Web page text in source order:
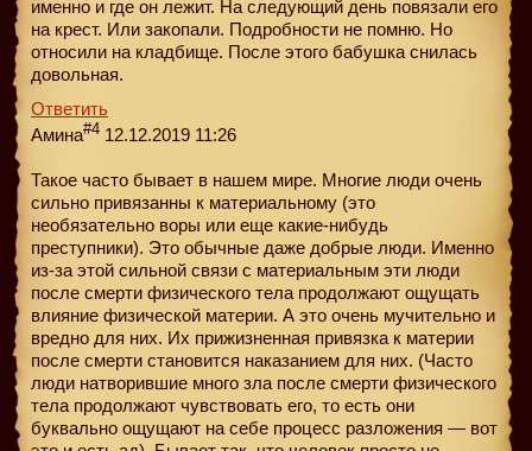
именно и где он лежит. На следующий день повязали его
на крест. Или закопали. Подробности не помню. Но
относили на кладбище. После этого бабушка снилась
довольная.
Ответить
Амина#4 12.12.2019 11:26
Такое часто бывает в нашем мире. Многие люди очень
сильно привязанны к материальному (это
необязательно воры или еще какие-нибудь
преступники). Это обычные даже добрые люди. Именно
из-за этой сильной связи с материальным эти люди
после смерти физического тела продолжают ощущать
влияние физической материи. А это очень мучительно и
вредно для них. Их прижизненная привязка к материи
после смерти становится наказанием для них. (Часто
люди натворившие много зла после смерти физического
тела продолжают чувствовать его, то есть они
буквально ощущают на себе процесс разложения — вот